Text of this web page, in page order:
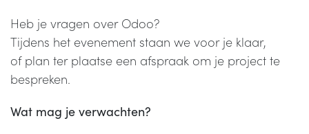
Heb je vragen over Odoo?
Tijdens het evenement staan we voor je klaar,
of plan ter plaatse een afspraak om je project te
bespreken.
Wat mag je verwachten?